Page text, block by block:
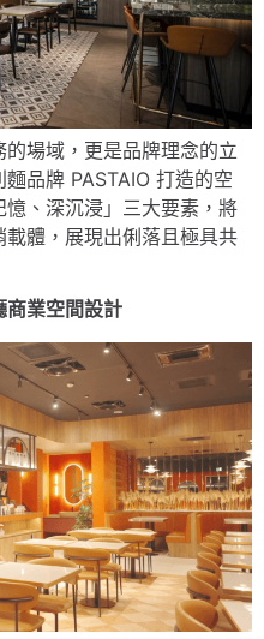
場域，更是品牌理念的立
品牌 PASTAIO 打造的空
、深沉浸」三大要素，將
體，展現出俐落且極具共
商業空間設計